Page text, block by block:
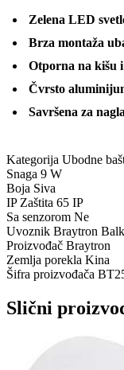
Zelena LED
Brza montaža
Otporna na kišu
Čvrsto
Savršena za
Kategorija Ubodne
Snaga 9 W
Boja Siva
IP Zaštita 65 IP
Sa senzorom Ne
Uvoznik Braytron
Proizvođač Braytron
Zemlja porekla Kina
Šifra proizvođača
Slični